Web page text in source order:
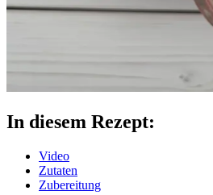
In diesem Rezept:
Video
Zutaten
Zubereitung